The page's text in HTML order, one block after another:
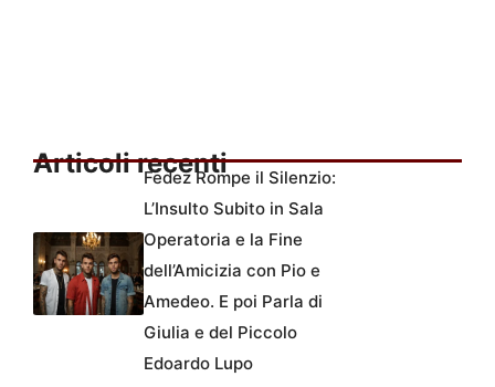
Articoli recentiFedez Rompe il Silenzio:
L’Insulto Subito in Sala
Operatoria e la Fine
dell’Amicizia con Pio e
Amedeo. E poi Parla di
Giulia e del Piccolo
Edoardo Lupo